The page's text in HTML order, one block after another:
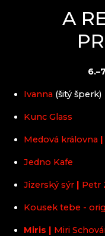
A
Ivanna (šitý šperk)
Kunc Glass
Medová královna |
Jedno Kafe
Jizerský sýr | Petr
Kousek tebe -
Miris | Miri